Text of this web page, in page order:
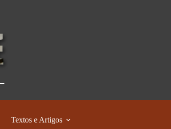
Textos e Artigos